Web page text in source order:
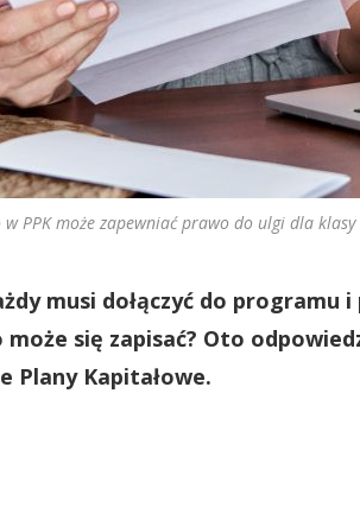
w PPK może zapewniać prawo do ulgi dla
musi dołączyć do programu i
się zapisać? Oto
Plany Kapitałowe.